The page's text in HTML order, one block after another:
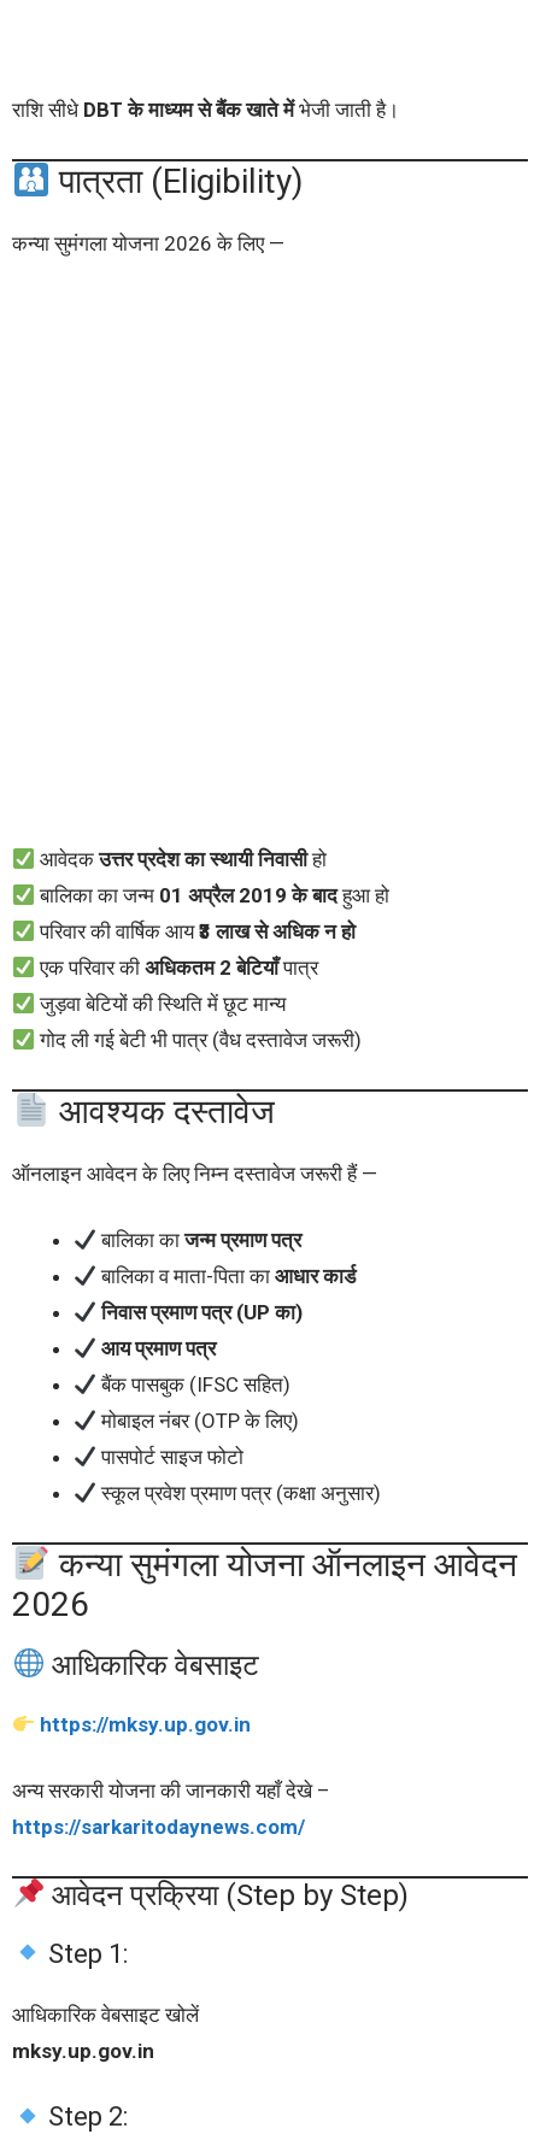
राशि सीधे DBT के माध्यम से बैंक खाते मेंभेजी जाती है।
पात्रता (Eligibility)
कन्या सुमंगला योजना 2026 के लिए —
आवेदकउत्तर प्रदेश का स्थायी निवासीहो
बालिका का जन्म 01 अप्रैल 2019 के बादहुआ हो
परिवार की वार्षिक आय₹3 लाख से अधिक न हो
एक परिवार कीअधिकतम 2 बेटियाँपात्र
जुड़वा बेटियों की स्थिति में छूट मान्य
गोद ली गई बेटी भी पात्र (वैध दस्तावेज जरूरी)
आवश्यक दस्तावेज
ऑनलाइन आवेदन के लिए निम्न दस्तावेज जरूरी हैं —
बालिका काजन्म प्रमाण पत्र
बालिका व माता-पिता काआधार कार्ड
निवास प्रमाण पत्र (UP का)
आय प्रमाण पत्र
बैंक पासबुक (IFSC सहित)
मोबाइल नंबर (OTP के लिए)
पासपोर्ट साइज फोटो
स्कूल प्रवेश प्रमाण पत्र (कक्षा अनुसार)
कन्या सुमंगला योजना ऑनलाइन आवेदन
2026
आधिकारिक वेबसाइट
https://mksy.up.gov.in
अन्य सरकारी योजना की जानकारी यहाँ देखे –
https://sarkaritodaynews.com/
आवेदन प्रक्रिया (Step by Step)
Step 1:
आधिकारिक वेबसाइट खोलें
mksy.up.gov.in
Step 2: